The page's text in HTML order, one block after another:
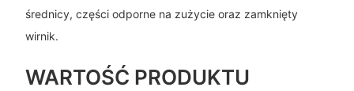
średnicy, części odporne na zużycie oraz zamknięty
wirnik.
WARTOŚĆ PRODUKTU